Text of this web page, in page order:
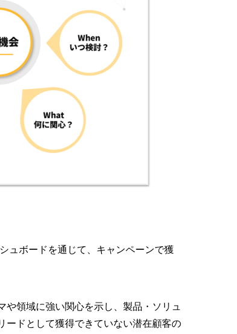
ュボードを通じて、キャンペーンで獲
領域に強い関心を示し、製品・ソリュ
ードとして獲得できていない潜在顧客の